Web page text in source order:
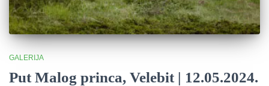
GALERIJA
Put Malog princa, Velebit | 12.05.2024.